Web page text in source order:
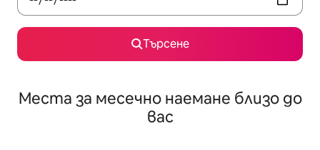
Търсене
Места за месечно наемане близо до
вас